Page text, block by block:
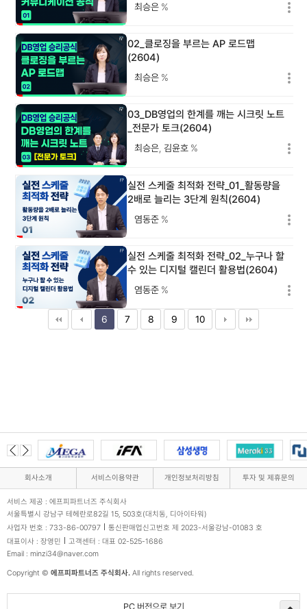
최승은 %
02_클로징을 부르는 AP 로드맵
(2604)
최승은 %
03_DB영업의 한계를 깨는 시크릿 노트
_전문가 토크(2604)
최승은,김윤호 %
실전 스케줄 최적화 전략_01_활동량을
2배로 늘리는 3단계 원칙(2604)
염동준 %
실전 스케줄 최적화 전략_02_누구나 할
수 있는 디지털 캘린더 활용법(2604)
염동준 %
6 7 8 9 10
회사소개 서비스이용약관 개인정보처리방침 투자 및 제휴문의
서비스 제공 : 에프피파트너즈 주식회사
서울특별시 강남구 테헤란로82길 15, 503호(대치동, 디아이타워)
사업자 번호 : 733-86-00797
통신판매업신고번호 제 2023-서울강남-01083 호
대표이사 : 장영민
고객센터 : 대표 02-525-1686
Email : minzi34@naver.com
Copyright © 에프피파트너즈 주식회사. All rights reserved.
PC 버전으로 보기